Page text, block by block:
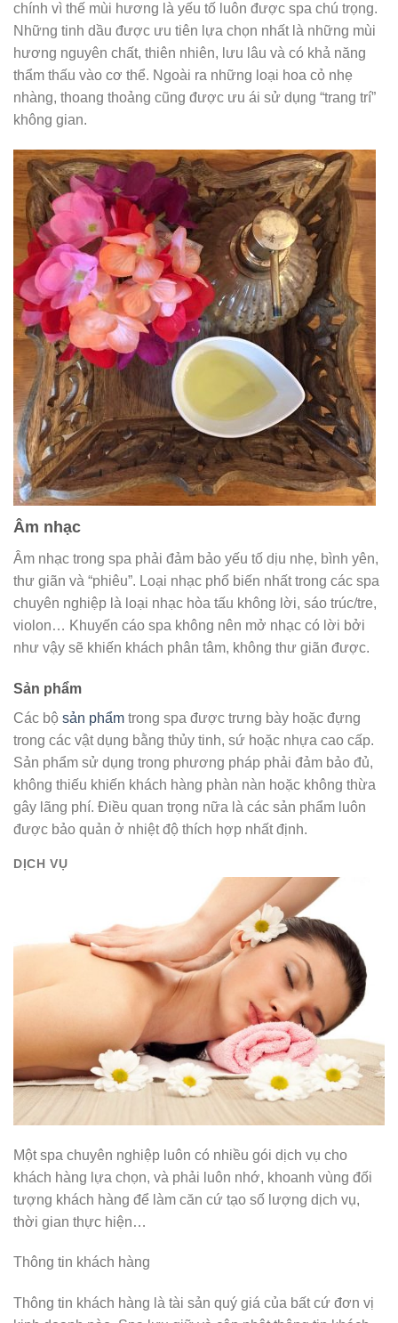
chính vì thế mùi hương là yếu tố luôn được spa chú trọng.
Những tinh dầu được ưu tiên lựa chọn nhất là những mùi
hương nguyên chất, thiên nhiên, lưu lâu và có khả năng
thẩm thấu vào cơ thể. Ngoài ra những loại hoa cỏ nhẹ
nhàng, thoang thoảng cũng được ưu ái sử dụng “trang trí”
không gian.
Âm nhạc
Âm nhạc trong spa phải đảm bảo yếu tố dịu nhẹ, bình yên,
thư giãn và “phiêu”. Loại nhạc phổ biến nhất trong các spa
chuyên nghiệp là loại nhạc hòa tấu không lời, sáo trúc/tre,
violon… Khuyến cáo spa không nên mở nhạc có lời bởi
như vậy sẽ khiến khách phân tâm, không thư giãn được.
Sản phẩm
Các bộ sản phẩm trong spa được trưng bày hoặc đựng
trong các vật dụng bằng thủy tinh, sứ hoặc nhựa cao cấp.
Sản phẩm sử dụng trong phương pháp phải đảm bảo đủ,
không thiếu khiến khách hàng phàn nàn hoặc không thừa
gây lãng phí. Điều quan trọng nữa là các sản phẩm luôn
được bảo quản ở nhiệt độ thích hợp nhất định.
DỊCH VỤ
Một spa chuyên nghiệp luôn có nhiều gói dịch vụ cho
khách hàng lựa chọn, và phải luôn nhớ, khoanh vùng đối
tượng khách hàng để làm căn cứ tạo số lượng dịch vụ,
thời gian thực hiện…
Thông tin khách hàng
Thông tin khách hàng là tài sản quý giá của bất cứ đơn vị